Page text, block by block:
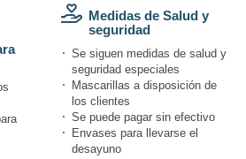
Medidas de Salud y
seguridad
Se siguen medidas de salud y
seguridad especiales
Mascarillas a disposición de
los clientes
Se puede pagar sin efectivo
Envases para llevarse el
desayuno